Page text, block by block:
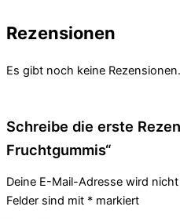
Rezensionen
Es gibt noch keine Rezensionen.
Schreibe die erste
Fruchtgummis“
Deine E-Mail-Adresse wird
Felder sind mit * markiert